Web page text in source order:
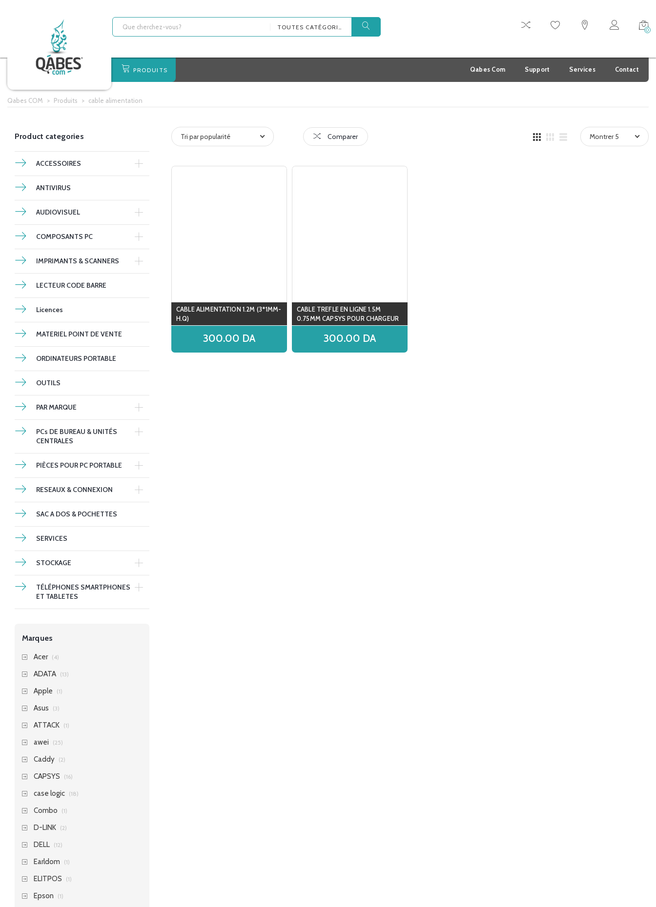
TOUTES CATÉGORIES 0
PRODUITS Qabes Com Support Services Contact
Qabes COM > Produits > cable alimentation
Product categories
ACCESSOIRES
ANTIVIRUS
AUDIOVISUEL
COMPOSANTS PC
IMPRIMANTS & SCANNERS
LECTEUR CODE BARRE
Licences
MATERIEL POINT DE VENTE
ORDINATEURS PORTABLE
OUTILS
PAR MARQUE
PCs DE BUREAU & UNITÉS
CENTRALES
PIÈCES POUR PC PORTABLE
RESEAUX & CONNEXION
SAC A DOS & POCHETTES
SERVICES
STOCKAGE
TÉLÉPHONES SMARTPHONES
ET TABLETES
Marques
Acer (4)
ADATA (13)
Apple (1)
Asus (3)
ATTACK (1)
awei (25)
Caddy (2)
CAPSYS (16)
case logic (18)
Combo (1)
D-LINK (2)
DELL (12)
Earldom (1)
ELITPOS (1)
Epson (1)
Tri par popularité Comparer Montrer 5
CABLE ALIMENTATION 1.2M (3*1MM-
H.Q)
300.00 DA
CABLE TREFLE EN LIGNE 1.5M
0.75MM CAPSYS POUR CHARGEUR
DELL
300.00 DA